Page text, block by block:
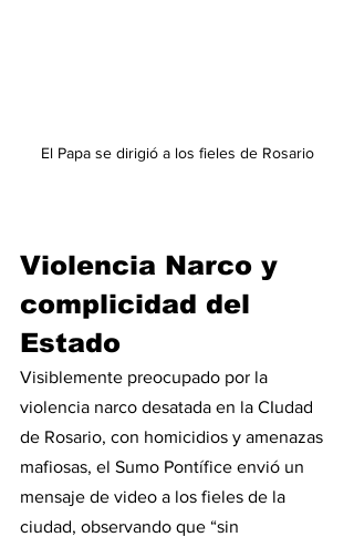
El Papa se dirigió a los fieles de Rosario
Violencia Narco y
complicidad del
Estado
Visiblemente preocupado por la
violencia narco desatada en la CIudad
de Rosario, con homicidios y amenazas
mafiosas, el Sumo Pontífice envió un
mensaje de video a los fieles de la
ciudad, observando que “sin